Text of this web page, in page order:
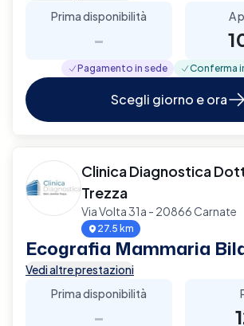
Prima disponibilità
-
A
Pagamento in sede Conferma
Scegli giorno e ora
Clinica Diagnostica
Trezza
Via Volta 31a - 20866 Carnate
27.5 km
Ecografia Mammaria
Vedi altre prestazioni
Prima disponibilità
-